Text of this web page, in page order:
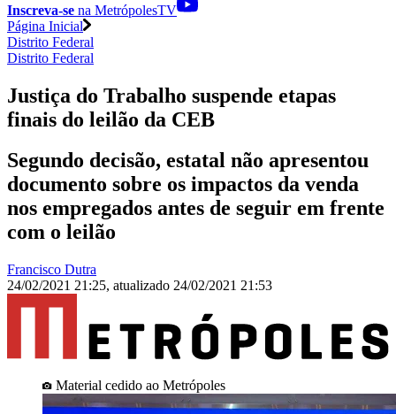
Inscreva-se na MetrópolesTV
Página Inicial
Distrito Federal
Distrito Federal
Justiça do Trabalho suspende etapas
finais do leilão da CEB
Segundo decisão, estatal não apresentou
documento sobre os impactos da venda
nos empregados antes de seguir em frente
com o leilão
Francisco Dutra
24/02/2021 21:25, atualizado 24/02/2021 21:53
Material cedido ao Metrópoles